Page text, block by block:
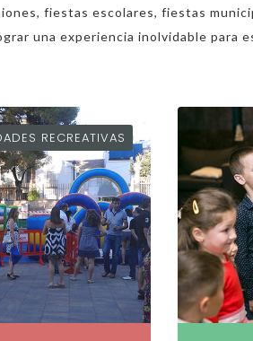
fiestas escolares, fiestas
una experiencia inolvidable
RECREATIVAS